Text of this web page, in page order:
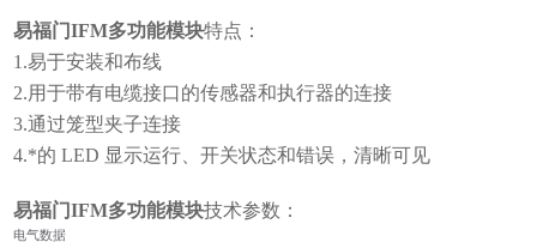
易福门IFM多功能模块特点：
1.易于安装和布线
2.用于带有电缆接口的传感器和执行器的连接
3.通过笼型夹子连接
4.*的 LED 显示运行、开关状态和错误，清晰可见
易福门IFM多功能模块技术参数：
电气数据